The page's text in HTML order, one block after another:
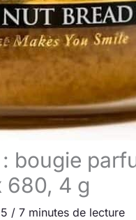
bougie
680, 4 g
/ 7 minutes de lecture